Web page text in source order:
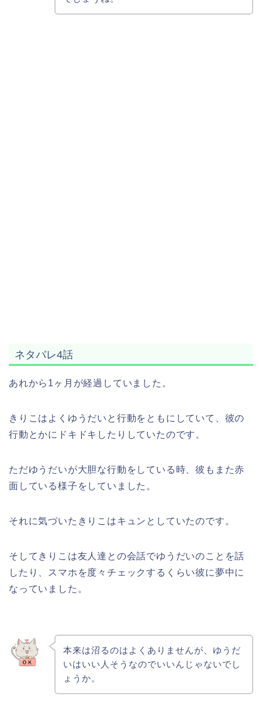
ネタバレ4話
あれから1ヶ月が経過していました。
きりこはよくゆうだいと行動をともにしていて、彼の
行動とかにドキドキしたりしていたのです。
ただゆうだいが大胆な行動をしている時、彼もまた赤
面している様子をしていました。
それに気づいたきりこはキュンとしていたのです。
そしてきりこは友人達との会話でゆうだいのことを話
したり、スマホを度々チェックするくらい彼に夢中に
なっていました。
本来は沼るのはよくありませんが、ゆうだ
いはいい人そうなのでいいんじゃないでし
ょうか。